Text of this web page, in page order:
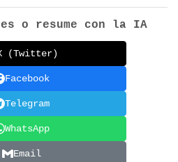
o resume con la IA
(Twitter)
Facebook
Telegram
WhatsApp
Email